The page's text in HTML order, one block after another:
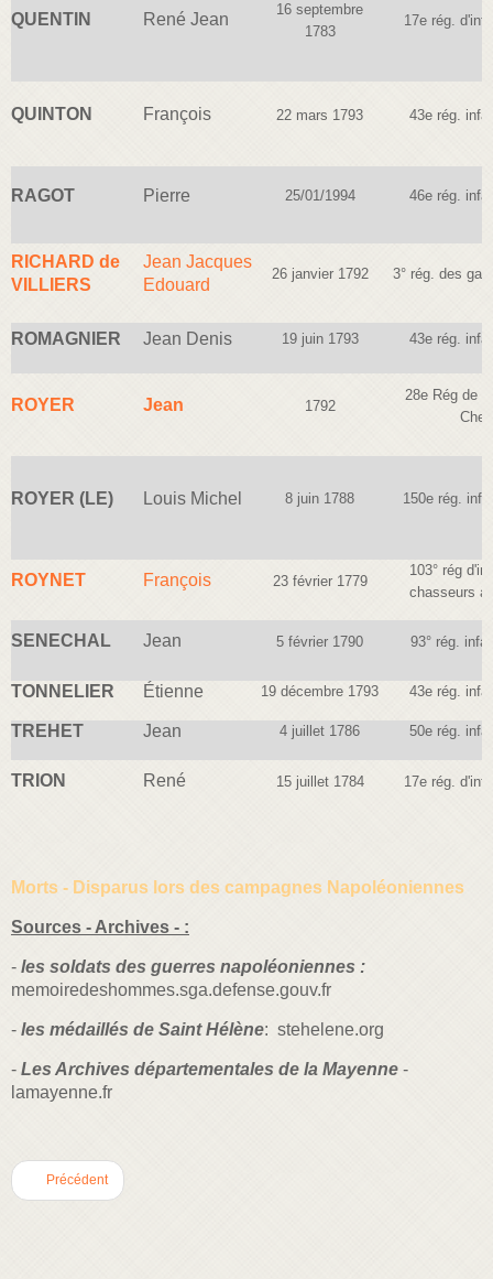
QUENTIN René Jean
16 septembre
1783
17e rég.
QUINTON François 22 mars 1793 43e rég.
RAGOT Pierre 25/01/1994 46e rég.
RICHARD de
VILLIERS
Jean Jacques
Edouard
26 janvier 1792 3° rég. des
ROMAGNIER Jean Denis 19 juin 1793 43e rég.
ROYER Jean 1792
28e Rég de
ROYER (LE) Louis Michel 8 juin 1788 150e rég.
ROYNET François 23 février 1779
103° rég
chasseurs à
SENECHAL Jean 5 février 1790 93° rég.
TONNELIER Étienne 19 décembre 1793 43e rég.
TREHET Jean 4 juillet 1786 50e rég.
TRION René 15 juillet 1784 17e rég.
Morts - Disparus lors des campagnes Napoléoniennes
Sources - Archives - :
- les soldats des guerres napoléoniennes :
memoiredeshommes.sga.defense.gouv.fr
- les médaillés de Saint Hélène: stehelene.org
- Les Archives départementales de la Mayenne -
lamayenne.fr
Précédent